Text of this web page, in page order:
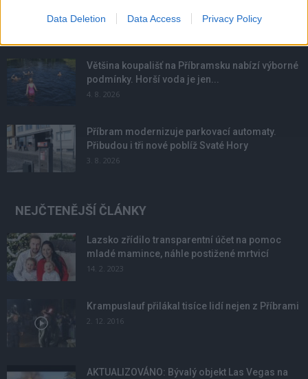
Data Deletion Data Access Privacy Policy
6. 8. 2026
Většina koupališť na Příbramsku nabízí výborné
podmínky. Horší voda je jen...
4. 8. 2026
Příbram modernizuje parkovací automaty.
Přibudou i tři nové poblíž Svaté Hory
3. 8. 2026
NEJČTENĚJŠÍ ČLÁNKY
Lazsko zřídilo transparentní účet na pomoc
mladé mamince, náhle postižené mrtvicí
14. 2. 2023
Krampuslauf přilákal tisíce lidí nejen z Příbrami
2. 12. 2016
AKTUALIZOVÁNO: Bývalý objekt Las Vegas na